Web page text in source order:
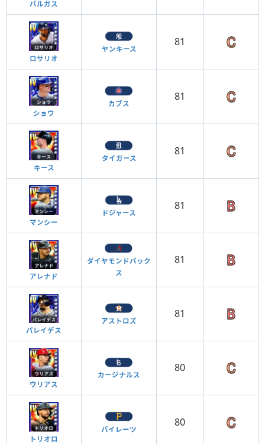
バルガス
ロサリオ
ヤンキース
81
ショウ
カブス
81
キース
タイガース
81
マンシー
ドジャース
81
アレナド
ダイヤモンドバック
ス
81
パレイデス
アストロズ
81
ウリアス
カージナルス
80
トリオロ
パイレーツ
80